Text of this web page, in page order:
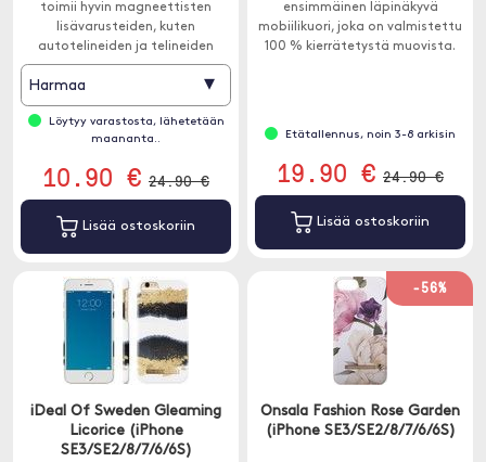
toimii hyvin magneettisten
lisävarusteiden, kuten
autotelineiden ja telineiden
kanssa.
Harmaa ▾
Löytyy varastosta, lähetetään
maananta..
10.90 € 24.90 €
Lisää ostoskoriin
ensimmäinen läpinäkyvä
mobiilikuori, joka on valmistettu
100 % kierrätetystä muovista.
Etätallennus, noin 3-8 arkisin
19.90 € 24.90 €
Lisää ostoskoriin
iDeal Of Sweden Gleaming
Licorice (iPhone
SE3/SE2/8/7/6/6S)
-56%
Onsala Fashion Rose Garden
(iPhone SE3/SE2/8/7/6/6S)